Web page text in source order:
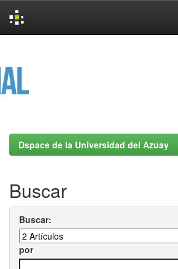
Dspace de la Universidad del Azuay
Buscar
Buscar:
por